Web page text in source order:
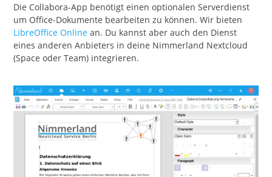
Die Collabora-App benötigt einen optionalen Serverdienst
um Office-Dokumente bearbeiten zu können. Wir bieten
LibreOffice Online an. Du kannst aber auch den Dienst
eines anderen Anbieters in deine Nimmerland Nextcloud
(Space oder Team) integrieren.